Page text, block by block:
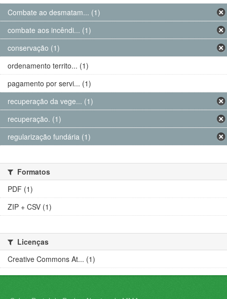
Combate ao desmatam... (1)
combate aos incêndi... (1)
conservação (1)
ordenamento territo... (1)
pagamento por servi... (1)
recuperação da vege... (1)
recuperação. (1)
regularização fundária (1)
Formatos
PDF (1)
ZIP + CSV (1)
Licenças
Creative Commons At... (1)